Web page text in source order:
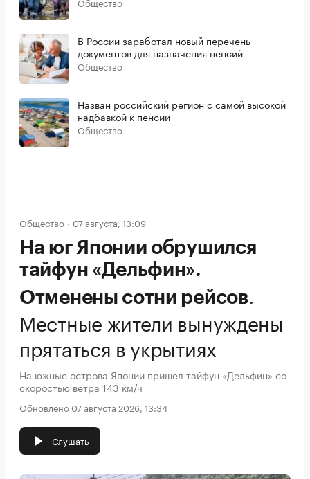
В России заработал новый перечень
документов для назначения пенсий
Общество
Назван российский регион с самой высокой
надбавкой к пенсии
Общество
Общество 07 августа, 13:09
На юг Японии обрушился
тайфун «Дельфин».
Отменены сотни рейсов.
Местные жители вынуждены
прятаться в укрытиях
На южные острова Японии пришел тайфун «Дельфин» со
скоростью ветра 143 км/ч
Обновлено 07 августа 2026, 13:34
Слушать